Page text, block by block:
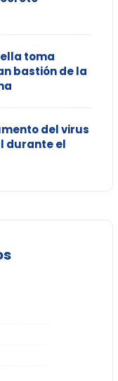
toma
bastión de la
del virus
durante el